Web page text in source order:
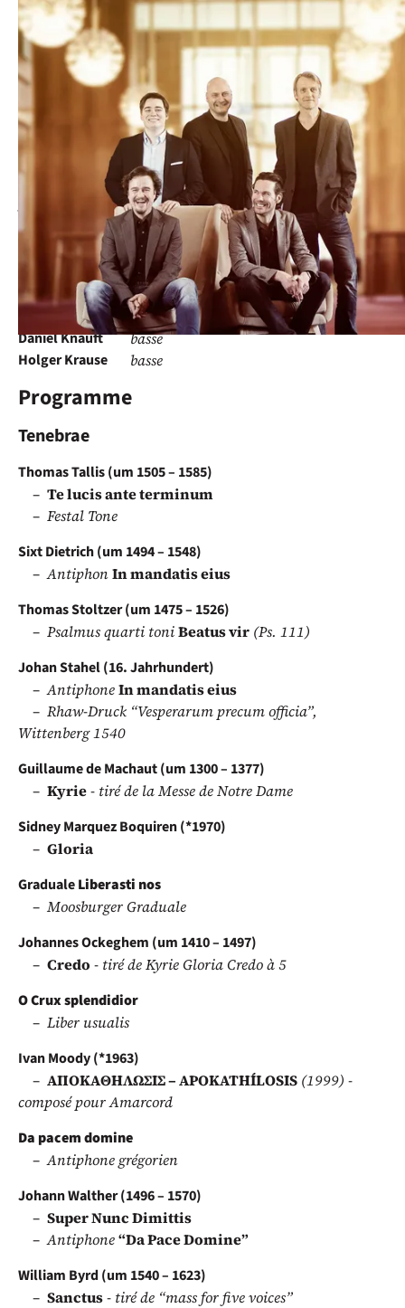
L’Ensemble vocal Amarcord
(Leipzig) présente Tenebrae, des
Œuvres de W. Byrd, M. Ludwig, G.
de Machaut, J. Ockeghem, J. des
Préz, J. Stahel, T. Stoltzer, T. Tallis,
J. Taverner, J. Walther.
Wolfram Lattke
ténor
Robert Pohlers
ténor
Frank Ozimek
baryton
Daniel Knauft
basse
Holger Krause
basse
Programme
Tenebrae
Thomas Tallis (um 1505 – 1585)
Te lucis ante terminum
Festal Tone
Sixt Dietrich (um 1494 – 1548)
AntiphonIn mandatis eius
Thomas Stoltzer (um 1475 – 1526)
Psalmus quarti toniBeatus vir (Ps. 111)
Johan Stahel (16. Jahrhundert)
AntiphoneIn mandatis eius
Rhaw-Druck “Vesperarum precum officia”,
Wittenberg 1540
Guillaume de Machaut (um 1300 – 1377)
Kyrie- tiré de la Messe de Notre Dame
Sidney Marquez Boquiren (*1970)
Gloria
GradualeLiberasti nos
Moosburger Graduale
Johannes Ockeghem (um 1410 – 1497)
Credo - tiré de Kyrie Gloria Credo à 5
O Crux splendidior
Liber usualis
Ivan Moody (*1963)
AΠΟΚΑΘΗΛΩΣΙΣ – APOKATHÍLOSIS (1999) -
composé pour Amarcord
Da pacem domine
Antiphone grégorien
Johann Walther (1496 – 1570)
Super Nunc Dimittis
Antiphone“Da Pace Domine”
William Byrd (um 1540 – 1623)
Sanctus- tiré de “mass for five voices”